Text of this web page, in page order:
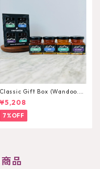
Classic Gift Box (Wandoo.M
arri.Jarrah.Blackbutt) 75g×
4
¥5,208
7%OFF
品